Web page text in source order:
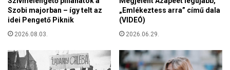
v
ö
d
ö
z
a
m
,
o
g
Szobi majorban – így telt az
idei Pengető Piknik
2026.08.03.
„Emlékeztess arra” című dala
(VIDEÓ)
2026.06.29.